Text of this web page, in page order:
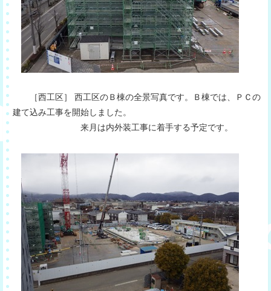
［西工区］ 西工区のＢ棟の全景写真です。Ｂ棟では、ＰＣの
建て込み工事を開始しました。
来月は内外装工事に着手する予定です。